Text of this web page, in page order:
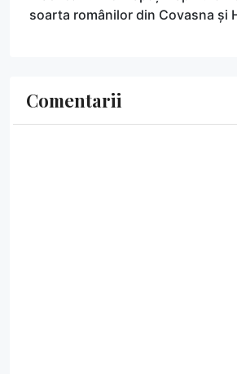
soarta românilor din Covasna și
Comentarii